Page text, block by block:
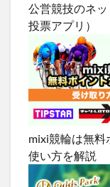
公営競技のネッ
投票アプリ）
mixi競輪は無料
使い方を解説